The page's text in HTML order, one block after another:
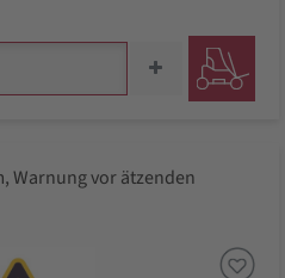
Warnung vor ätzenden